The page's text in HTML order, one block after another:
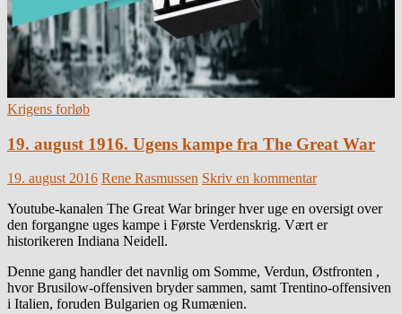
Krigens forløb
19. august 1916. Ugens kampe fra The Great War
19. august 2016 Rene Rasmussen Skriv en kommentar
Youtube-kanalen The Great War bringer hver uge en oversigt over
den forgangne uges kampe i Første Verdenskrig. Vært er
historikeren Indiana Neidell.
Denne gang handler det navnlig om Somme, Verdun, Østfronten ,
hvor Brusilow-offensiven bryder sammen, samt Trentino-offensiven
i Italien, foruden Bulgarien og Rumænien.